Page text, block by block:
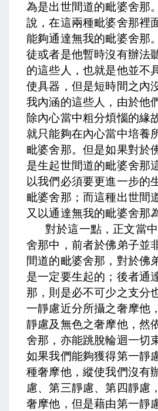
為是出世間道的毗婆舍那
說，在這兩種毗婆舍那裡
能夠通達無我的毗婆舍那
徒或者是他暫時沒有辦法
的這些人，也就是他並不
使具器，但是短時間之內
我內涵的這些人，由於他
除內心當中粗分煩惱的緣
就只能夠在內心當中培養
毗婆舍那。但是如果對於
是生起世間道的毗婆舍那
以我們必須要更進一步的
毗婆舍那；而這種出世間
又以通達無我的毗婆舍那
對於這一點，正文當中
舍那中，前者於佛弟子並
間道的毗婆舍那，對於佛
是一定要生起的； 後者通
那，則是必不可少之支分
一靜慮近分所攝之奢摩他
靜慮及無色之奢摩他，然
舍那，亦能跳脫輪迴一切
如果我們能夠獲得第一靜
種奢摩他，縱使我們沒有
慮、第三靜慮、第四靜慮
奢摩他，但是藉由第一靜